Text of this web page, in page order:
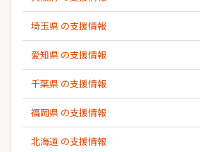
埼玉県 の支援情報
愛知県 の支援情報
千葉県 の支援情報
福岡県 の支援情報
北海道 の支援情報